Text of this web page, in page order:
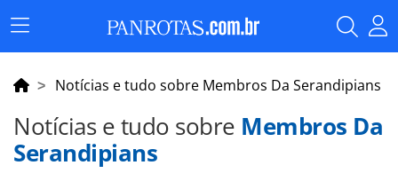
Menu
Principal
Notícias e tudo sobre Membros Da Serandipians
Notícias e tudo sobre Membros Da
Serandipians